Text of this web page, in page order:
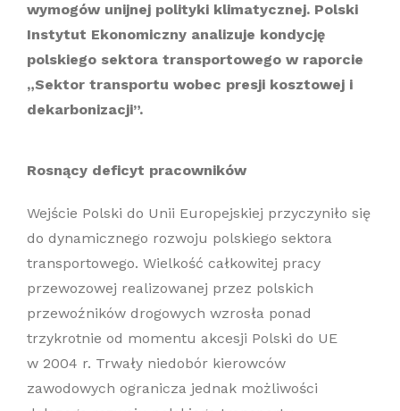
wymogów unijnej polityki klimatycznej. Polski
Instytut Ekonomiczny analizuje kondycję
polskiego sektora transportowego w raporcie
„Sektor transportu wobec presji kosztowej i
dekarbonizacji”.
Rosnący deficyt pracowników
Wejście Polski do Unii Europejskiej przyczyniło się
do dynamicznego rozwoju polskiego sektora
transportowego. Wielkość całkowitej pracy
przewozowej realizowanej przez polskich
przewoźników drogowych wzrosła ponad
trzykrotnie od momentu akcesji Polski do UE
w 2004 r. Trwały niedobór kierowców
zawodowych ogranicza jednak możliwości